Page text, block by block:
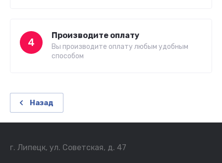
4
Производите оплату
Вы производите оплату любым удобным
способом
Назад
г. Липецк, ул. Советская, д. 47